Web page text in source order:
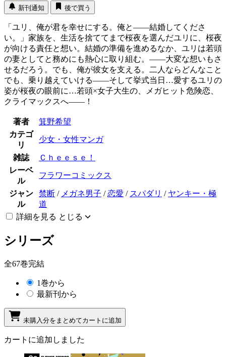
新刊通知 後で買う
「ユリ、俺が君を幸せにする。俺と――結婚してくださ
い。」家族を、生活を捨ててまで桜夜を選んだユリに、桜夜
が向ける責任と想い。結婚の準備を進めるなか、ユリは若頭
の妻としてと務めにも熱心に取り組む。――大変な想いもさ
せるだろう。でも、俺が彼女を支える。二人ならどんなこと
でも、乗り越えていける――そして挙式当日…愛するユリの
姿が桜夜の眼前に…若頭×女子大生の、メガヒット危険恋、
クライマックスへ――！
著者
箕野希望
カテゴ
リ
少女・女性マンガ
雑誌
Ｃｈｅｅｓｅ！
レーベ
ル
フラワーコミックス
ジャン
ル
禁断 / メガネ男子 /恋愛 / スパダリ / ヤンキー・極
道
詳細を見る とじる
シリーズ
全67巻完結
1巻から
最新刊から
未購入分をまとめてカートに追加
カートに追加しました